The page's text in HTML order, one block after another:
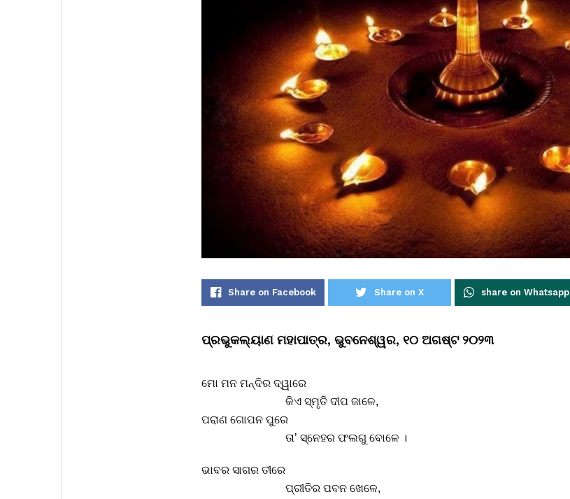
Share on Facebook Share on X share on Whatsapp
ପ୍ରଭୁକଲ୍ୟାଣ ମହାପାତ୍ର, ଭୁବନେଶ୍ୱର, ୧୦ ଅଗଷ୍ଟ ୨୦୨୩
ମୋ ମନ ମନ୍ଦିର ଦ୍ୱାରେ
କିଏ ସ୍ମୃତି ଦୀପ ଜାଳେ,
ପରାଣ ଗୋପନ ପୁରେ
ତା’ ସ୍ନେହର ଫଲଗୁ ବୋଳେ ।
ଭାବର ସାଗର ତୀରେ
ପ୍ରୀତିର ପବନ ଖେଳେ,